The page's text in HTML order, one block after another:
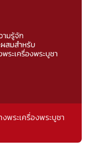
พระเครื่องพระบูชา